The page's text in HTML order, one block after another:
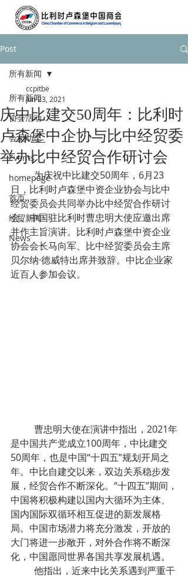
Post
所有新闻
协会活动
会员动态
Events
homepage
首页
经贸新闻
News
所有新闻
庆中比建交50周年：比利时
卢森堡中企协与比中经贸委
举办比中经贸合作研讨会
ccpitbe
Jun 23, 2021
	为庆祝中比建交50周年，6月23
日，比利时卢森堡中资企业协会与比中
经贸委员会共同举办比中经贸合作研讨
会。中国驻比利时曹忠明大使应邀出席
并作主旨演讲。比利时卢森堡中资企业
协会会长马向军、比中经贸委员会主席
贝尔纳·德威特出席并致辞。中比企业家
近百人参加会议。
是中国共产党成立100周年，中比建交
50周年，也是中国“十四五”规划开局之
年。中比自建交以来，双边关系稳步发
展，经贸合作不断深化。“十四五”期间，
中国将积极构建以国内大循环为主体、
国内国际双循环相互促进的新发展格
局。中国市场潜力将充分激发，开放的
大门将进一步敞开，对外合作将不断深
化，中国愿同世界各国共享发展机遇。